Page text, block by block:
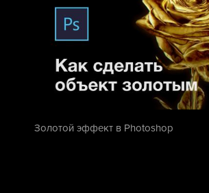
Золотой эффект в Photoshop